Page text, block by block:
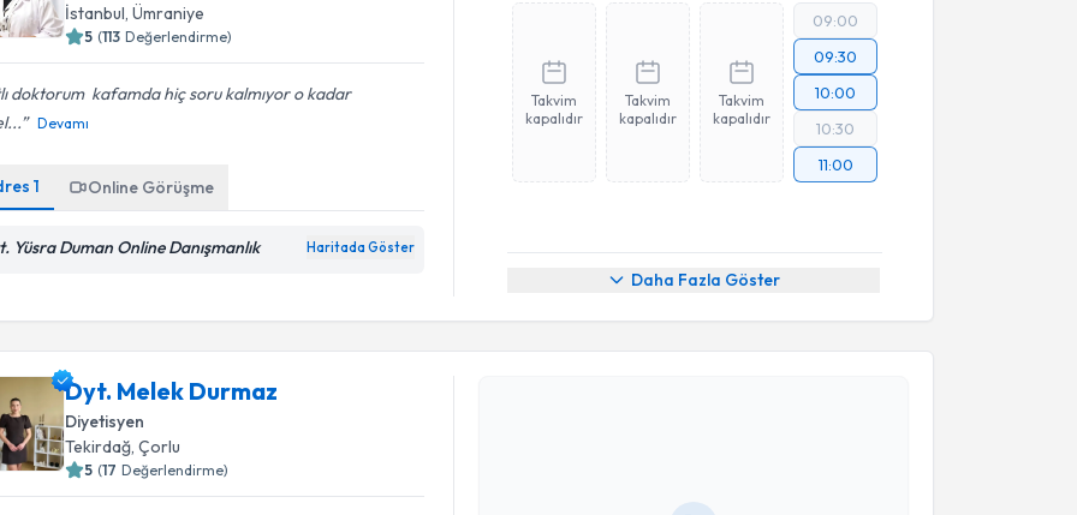
İstanbul , Ümraniye
5 (113 Değerlendirme)
doktorum ️ kafamda hiç soru kalmıyor o kadar
Devamı
1 Online Görüşme
Yüsra Duman Online Danışmanlık Haritada Göster
Takvim
kapalıdır
Takvim
kapalıdır
Takvim
kapalıdır
09:00
09:30
10:00
10:30
11:00
Daha Fazla Göster
Dyt. Melek Durmaz
Diyetisyen
Tekirdağ, Çorlu
5 (17 Değerlendirme)